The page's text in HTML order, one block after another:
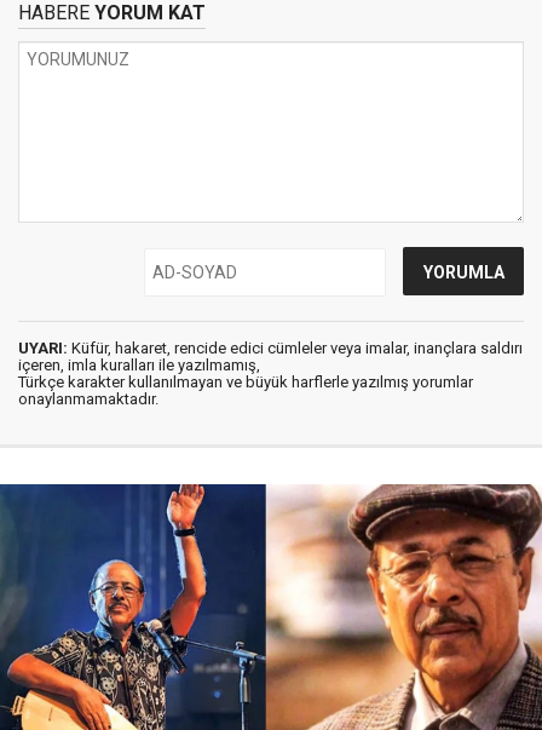
HABERE YORUM KAT
UYARI: Küfür, hakaret, rencide edici cümleler veya imalar, inançlara saldırı
içeren, imla kuralları ile yazılmamış,
Türkçe karakter kullanılmayan ve büyük harflerle yazılmış yorumlar
onaylanmamaktadır.